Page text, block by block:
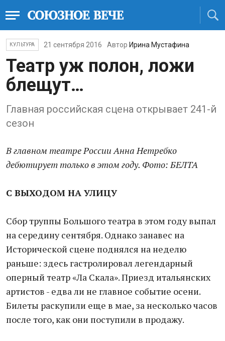
КУЛЬТУРА 21 сентября 2016 Автор Ирина Мустафина
Театр уж полон, ложи
блещут…
Главная российская сцена открывает 241-й
сезон
В главном театре России Анна Нетребко
дебютирует только в этом году. Фото: БЕЛТА
С ВЫХОДОМ НА УЛИЦУ
Сбор труппы Большого театра в этом году выпал
на середину сентября. Однако занавес на
Исторической сцене поднялся на неделю
раньше: здесь гастролировал легендарный
оперный театр «Ла Скала». Приезд итальянских
артистов - едва ли не главное событие осени.
Билеты раскупили еще в мае, за несколько часов
после того, как они поступили в продажу.